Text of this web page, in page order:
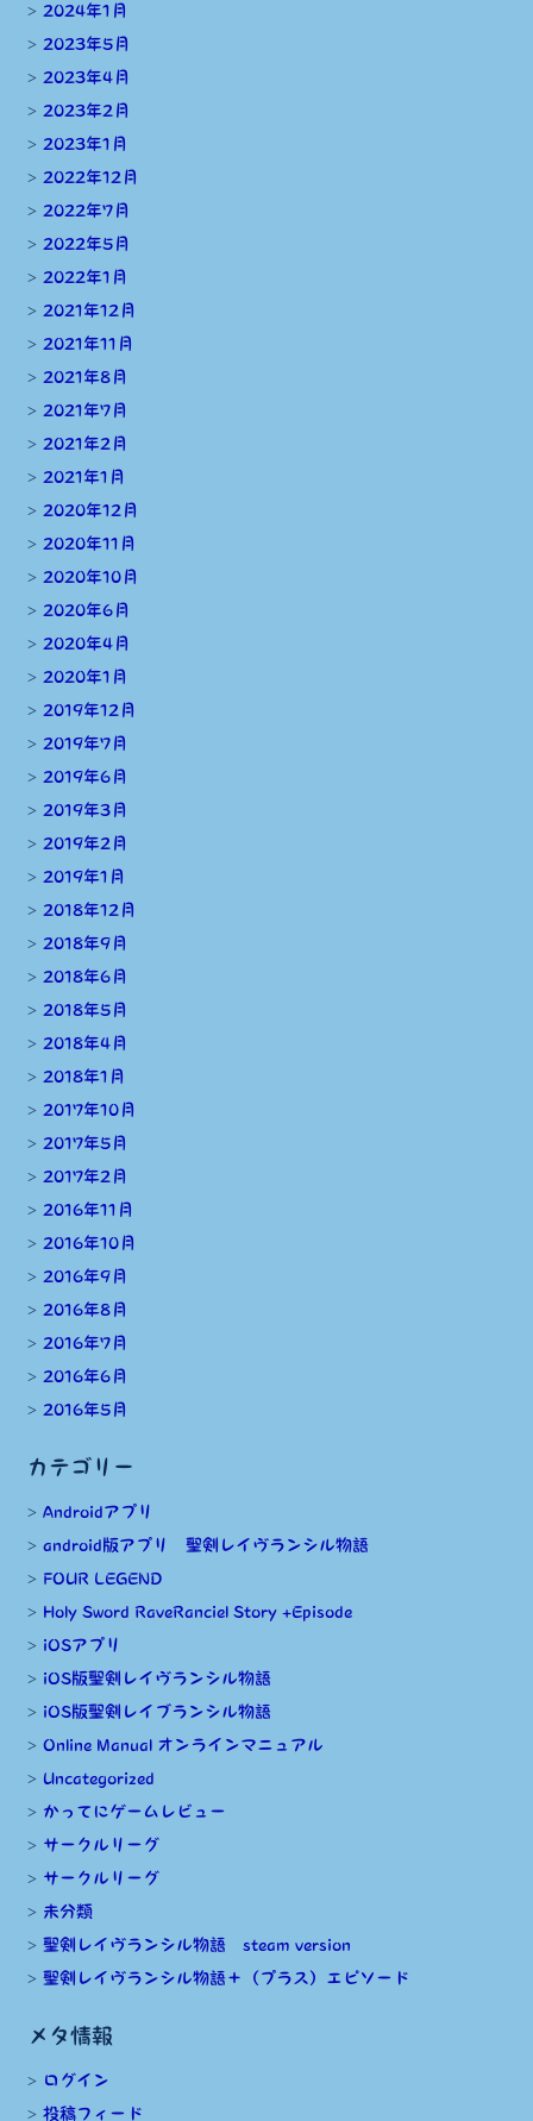
2024年1月
2023年5月
2023年4月
2023年2月
2023年1月
2022年12月
2022年7月
2022年5月
2022年1月
2021年12月
2021年11月
2021年8月
2021年7月
2021年2月
2021年1月
2020年12月
2020年11月
2020年10月
2020年6月
2020年4月
2020年1月
2019年12月
2019年7月
2019年6月
2019年3月
2019年2月
2019年1月
2018年12月
2018年9月
2018年6月
2018年5月
2018年4月
2018年1月
2017年10月
2017年5月
2017年2月
2016年11月
2016年10月
2016年9月
2016年8月
2016年7月
2016年6月
2016年5月
カテゴリー
Androidアプリ
android版アプリ 聖剣レイヴランシル物語
FOUR LEGEND
Holy Sword RaveRanciel Story +Episode
iOSアプリ
iOS版聖剣レイヴランシル物語
iOS版聖剣レイブランシル物語
Online Manual オンラインマニュアル
Uncategorized
かってにゲームレビュー
サークルリーグ
サークルリーグ
未分類
聖剣レイヴランシル物語 steam version
聖剣レイヴランシル物語＋（プラス）エピソード
メタ情報
ログイン
投稿フィード